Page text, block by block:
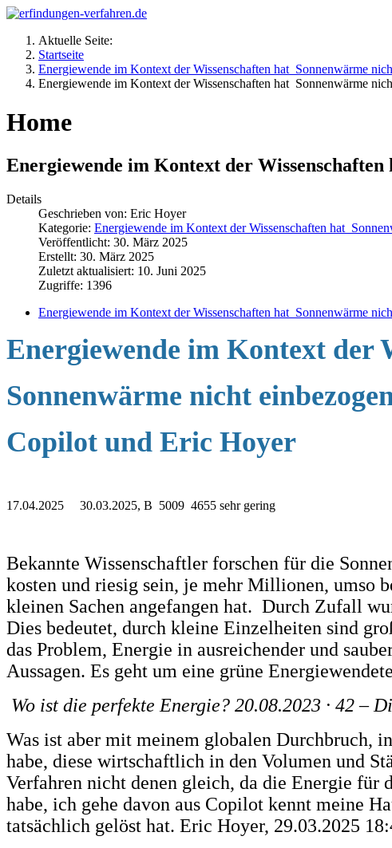
Aktuelle Seite:
Startseite
Energiewende im Kontext der Wissenschaften hat Sonnenwärme
Energiewende im Kontext der Wissenschaften hat Sonnenwärme
Home
Energiewende im Kontext der
Details
Geschrieben von: Eric Hoyer
Kategorie: Energiewende im Kontext der Wissenschaften hat
Veröffentlicht: 30. März 2025
Erstellt: 30. März 2025
Zuletzt aktualisiert: 10. Juni 2025
Zugriffe: 1396
Energiewende im Kontext der Wissenschaften hat Sonnenwärme
Energiewende im Kontext der
Sonnenwärme nicht
Copilot und Eric Hoyer
17.04.2025 30.03.2025, B 5009 4655 sehr gering
Bekannte Wissenschaftler forschen für die
kosten und riesig sein, je mehr Millionen, umso
kleinen Sachen angefangen hat. Durch Zufall
Dies bedeutet, durch kleine Einzelheiten sind
das Problem, Energie in ausreichender und
Aussagen. Es geht um eine grüne
Wo ist die perfekte Energie? 20.08.2023 ∙ 42 –
Was ist aber mit meinem globalen Durchbruch,
habe, diese wirtschaftlich in den Volumen und
Verfahren nicht denen gleich, da die Energie
habe, ich gehe davon aus Copilot kennt meine
tatsächlich gelöst hat. Eric Hoyer, 29.03.2025